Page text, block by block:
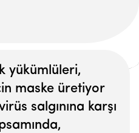
yükümlüleri,
maske üretiyor
salgınına karşı